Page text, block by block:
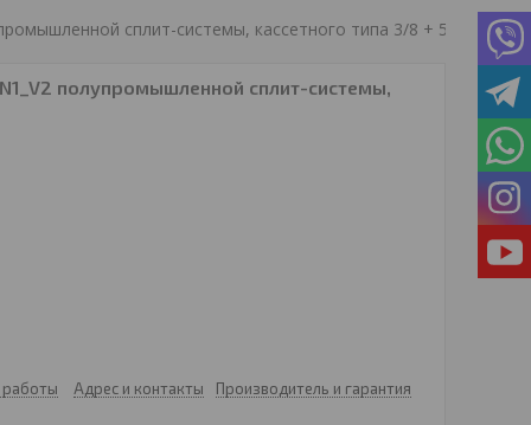
сплит-системы, кассетного типа 3/8 + 5/8
полупромышленной сплит-системы,
работы Адрес и контакты Производитель и гарантия